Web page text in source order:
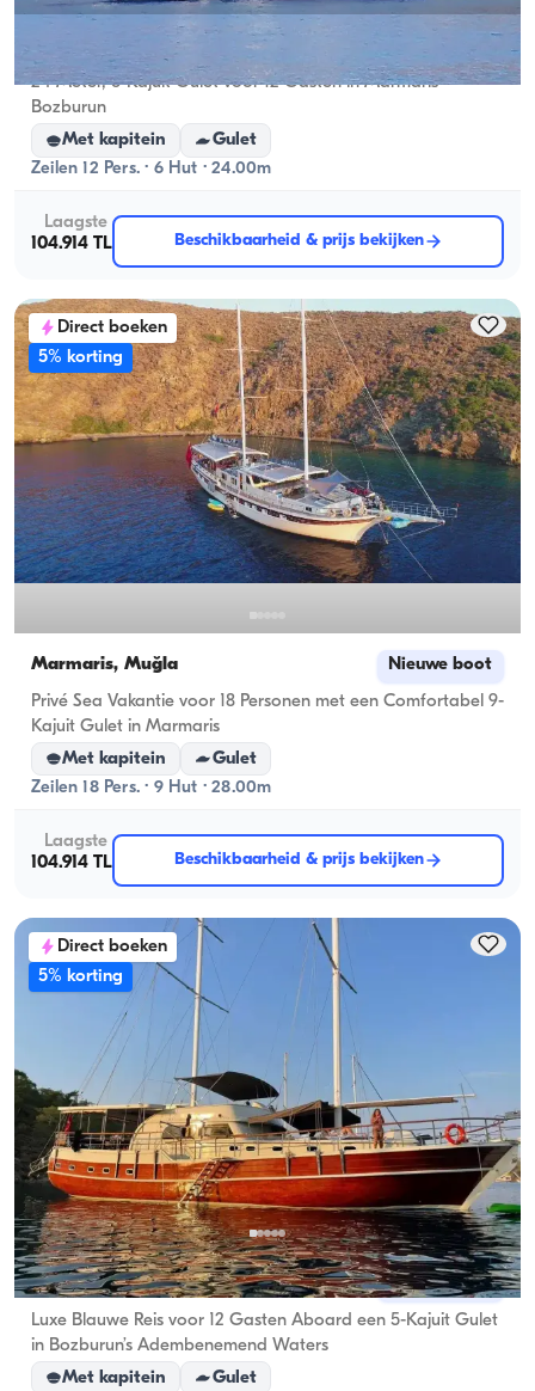
Marmaris, Muğla
24-Meter, 6-Kajuit Gulet voor 12 Gasten in Marmaris
Bozburun
Met kapitein
Gulet
Zeilen 12 Pers. · 6 Hut · 24.00m
Laagste
104.914 TL
Beschikbaarheid & prijs bekijken
Direct boeken
5% korting
Marmaris, Muğla Nieuwe boot
Privé Sea Vakantie voor 18 Personen met een Comfortabel 9-
Kajuit Gulet in Marmaris
Met kapitein
Gulet
Zeilen 18 Pers. · 9 Hut · 28.00m
Laagste
104.914 TL
Beschikbaarheid & prijs bekijken
Direct boeken
5% korting
Marmaris, Muğla Nieuwe boot
Luxe Blauwe Reis voor 12 Gasten Aboard een 5-Kajuit Gulet
in Bozburun’s Adembenemend Waters
Met kapitein
Gulet